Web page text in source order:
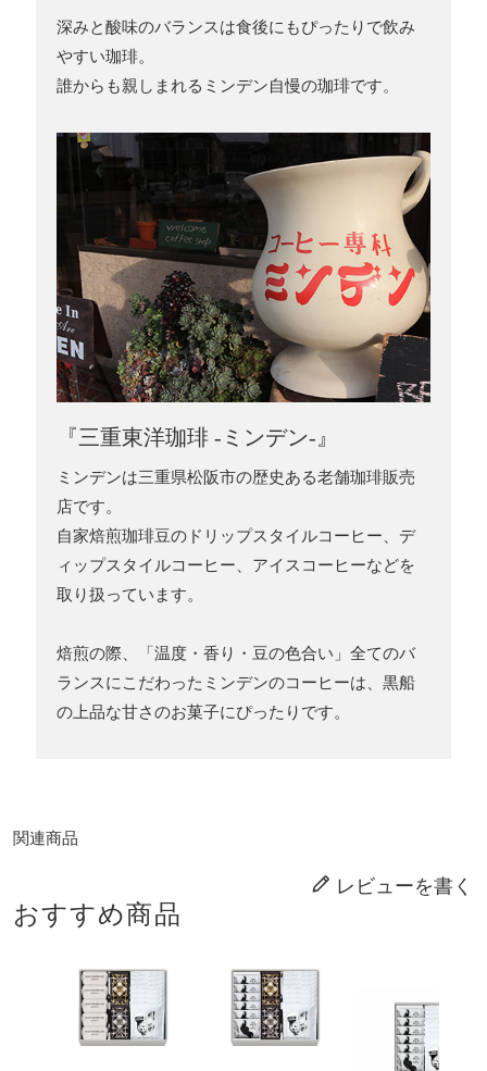
深みと酸味のバランスは食後にもぴったりで飲み
やすい珈琲。
誰からも親しまれるミンデン自慢の珈琲です。
『三重東洋珈琲 -ミンデン-』
ミンデンは三重県松阪市の歴史ある老舗珈琲販売
店です。
自家焙煎珈琲豆のドリップスタイルコーヒー、デ
ィップスタイルコーヒー、アイスコーヒーなどを
取り扱っています。
焙煎の際、「温度・香り・豆の色合い」全てのバ
ランスにこだわったミンデンのコーヒーは、黒船
の上品な甘さのお菓子にぴったりです。
関連商品
レビューを書く
おすすめ商品